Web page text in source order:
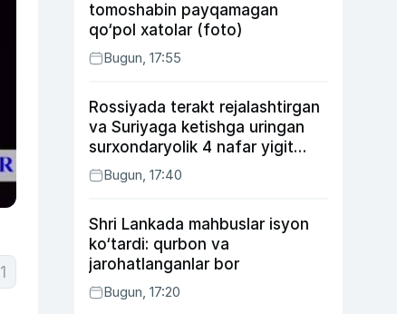
1
tomoshabin payqamagan
qo‘pol xatolar (foto)
Bugun, 17:55
Rossiyada terakt rejalashtirgan
va Suriyaga ketishga uringan
surxondaryolik 4 nafar yigit
qamaldi
Bugun, 17:40
Shri Lankada mahbuslar isyon
ko‘tardi: qurbon va
jarohatlanganlar bor
Bugun, 17:20